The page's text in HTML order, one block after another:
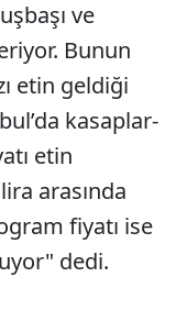
ve
Bunun
etin geldiği
kasaplar­
etin
arasın­da
fiyatı ise
dedi.